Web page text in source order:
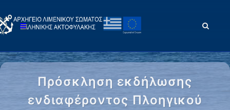
Πρόσκληση εκδήλωσης
ενδιαφέροντος Πλοηγικού